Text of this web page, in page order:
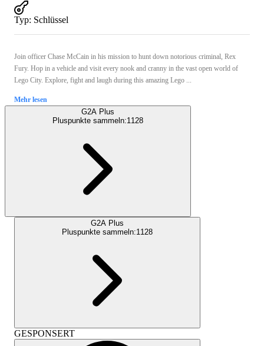
Typ: Schlüssel
Join officer Chase McCain in his mission to hunt down notorious criminal, Rex
Fury. Hop in a vehicle and visit every nook and cranny in the vast open world of
Lego City. Explore, fight and laugh during this amazing Lego ...
Mehr lesen
G2A Plus
Pluspunkte sammeln:1128
G2A Plus
Pluspunkte sammeln:1128
GESPONSERT